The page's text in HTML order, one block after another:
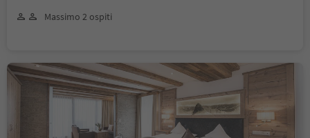
Massimo 2 ospiti